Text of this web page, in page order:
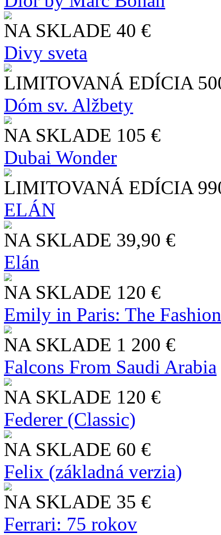
NA SKLADE 40 €
Divy sveta
LIMITOVANÁ EDÍCIA
Dóm sv. Alžbety
NA SKLADE 105 €
Dubai Wonder
LIMITOVANÁ EDÍCIA
ELÁN
NA SKLADE 39,90 €
Elán
NA SKLADE 120 €
Emily in Paris: The
NA SKLADE 1 200 €
Falcons From Saudi Arabia
NA SKLADE 120 €
Federer (Classic)
NA SKLADE 60 €
Felix (základná verzia)
NA SKLADE 35 €
Ferrari: 75 rokov